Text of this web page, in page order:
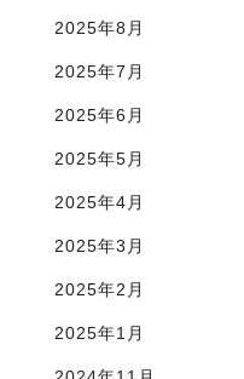
2025年8月
2025年7月
2025年6月
2025年5月
2025年4月
2025年3月
2025年2月
2025年1月